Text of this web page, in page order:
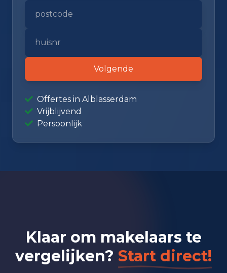
Volgende
Offertes in Alblasserdam
Vrijblijvend
Persoonlijk
Klaar om makelaars te
vergelijken? Start direct!